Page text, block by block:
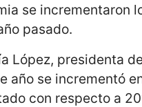
se incrementaron
pasado.
López, presidenta
año se incrementó
con respecto a